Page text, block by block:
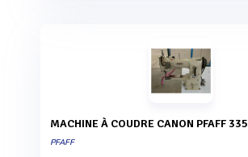
MACHINE À COUDRE CANON PFAFF 335
PFAFF